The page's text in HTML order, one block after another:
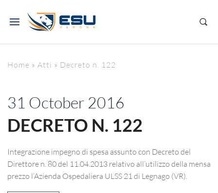
Home » Atti » Decreto n. 122
31 October 2016
DECRETO N. 122
Integrazione impegno di spesa assunto con Decreto del
Direttore n. 80 del 11.04.2013 relativo all’utilizzo della mensa
prezzo l’Azienda Ospedaliera ULSS 21 di Legnago (VR).